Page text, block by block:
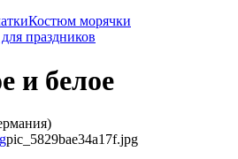
Костюм морячки
праздников
и белое
pic_5829bae34a17f.jpg